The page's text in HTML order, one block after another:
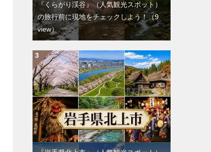
『くらがり渓谷』（人気観光スポット）
の旅行前に現地をチェックしよう！（9
view）